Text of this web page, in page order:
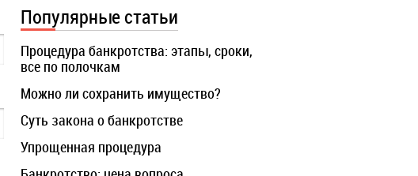
Популярные статьи
Процедура банкротства: этапы, сроки,
все по полочкам
Можно ли сохранить имущество?
Суть закона о банкротстве
Упрощенная процедура